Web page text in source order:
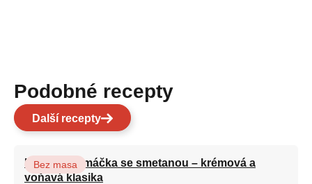
Podobné recepty
Další recepty
Houbová omáčka se smetanou – krémová a
voňavá klasika
Bez masa